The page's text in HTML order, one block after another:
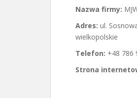
Nazwa firmy:
Adres: ul.
wielkopolskie
Telefon: +48 786
Strona